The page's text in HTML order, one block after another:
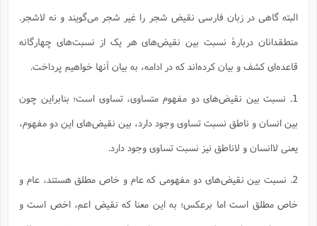
البته گاهی در زبان فارسی نقیض شجر را غیر شجر می‌گویند و نه لاشجر.
منطقدانان دربارۀ نسبت بین نقیض‌های هر یک از نسبت‌های چهارگانه
قاعده‌ای کشف و بیان کرده‌اند که در ادامه، به بیان آنها خواهیم پرداخت.
1. نسبت بین نقیض‌های دو مفهوم متساوی، تساوی است؛ بنابراین چون
بین انسان و ناطق نسبت تساوی وجود دارد، بین نقیض‌های این دو مفهوم،
یعنی لاانسان و لاناطق نیز نسبت تساوی وجود دارد.
2. نسبت بین نقیض‌های دو مفهومی که عام و خاص مطلق هستند، عام و
خاص مطلق است اما برعکس؛ به این معنا که نقیض اعم، اخص است و